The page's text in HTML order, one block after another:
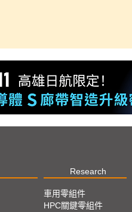
Research
車用零組件
HPC關鍵零組件